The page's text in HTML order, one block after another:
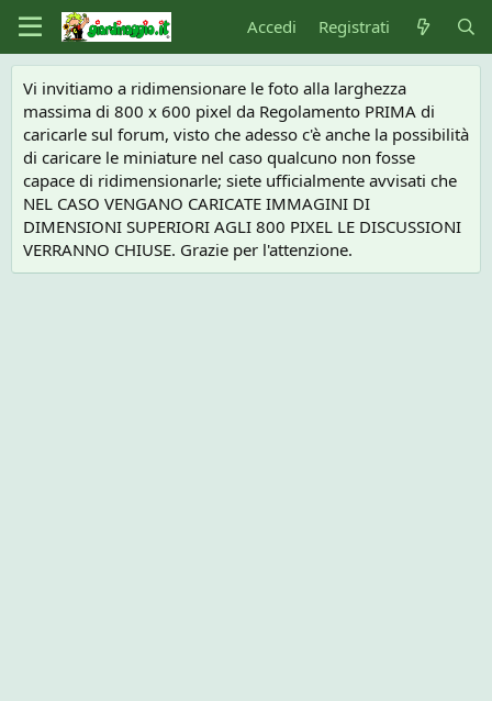
Accedi Registrati
Vi invitiamo a ridimensionare le foto alla larghezza
massima di 800 x 600 pixel da Regolamento PRIMA di
caricarle sul forum, visto che adesso c'è anche la possibilità
di caricare le miniature nel caso qualcuno non fosse
capace di ridimensionarle; siete ufficialmente avvisati che
NEL CASO VENGANO CARICATE IMMAGINI DI
DIMENSIONI SUPERIORI AGLI 800 PIXEL LE DISCUSSIONI
VERRANNO CHIUSE. Grazie per l'attenzione.